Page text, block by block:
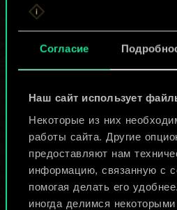
Согласие
Наш сайт использует
Некоторые из них
работы сайта. Другие
предоставляют нам
информацию, связанную с
помогая делать его
иногда делимся
Но их
Назвать колоду и
ИЛИ